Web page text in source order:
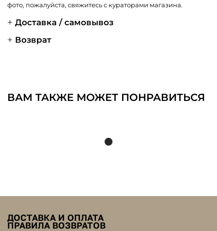
фото, пожалуйста, свяжитесь с кураторами магазина.
Доставка / самовывоз
Возврат
ВАМ ТАКЖЕ МОЖЕТ ПОНРАВИТЬСЯ
ДОСТАВКА И ОПЛАТА
ПРАВИЛА ВОЗВРАТОВ